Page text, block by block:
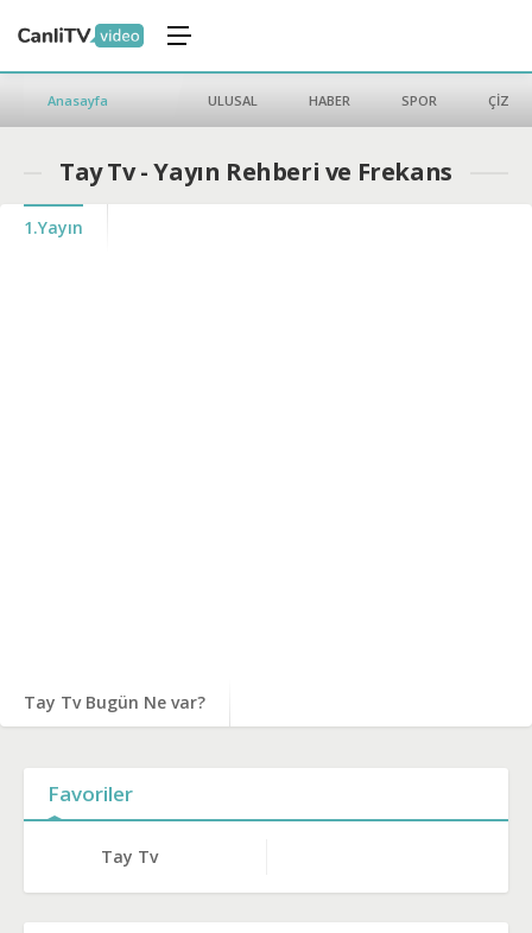
Anasayfa ULUSAL HABER SPOR ÇİZGİ
Tay Tv - Yayın Rehberi ve Frekans
1.Yayın
Tay Tv Bugün Ne var?
Favoriler
Tay Tv